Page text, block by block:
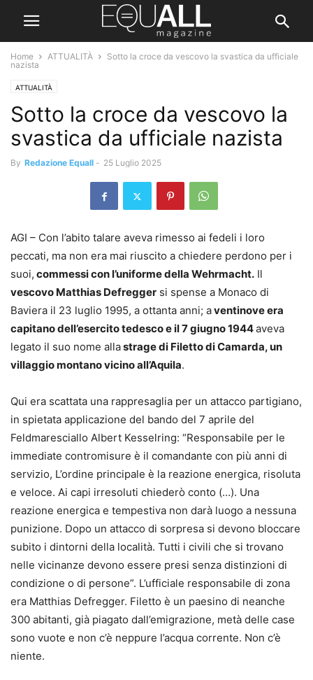
Home ATTUALITÀ
Sotto la croce da vescovo la svastica da ufficiale
nazista
ATTUALITÀ
Sotto la croce da vescovo la
svastica da ufficiale nazista
By Redazione Equall - 25 Luglio 2025
AGI – Con l’abito talare aveva rimesso ai fedeli i loro
peccati, ma non era mai riuscito a chiedere perdono per i
suoi, commessi con l’uniforme della Wehrmacht. Il
vescovo Matthias Defregger si spense a Monaco di
Baviera il 23 luglio 1995, a ottanta anni; aventinove era
capitano dell’esercito tedesco e il 7 giugno 1944aveva
legato il suo nome allastrage di Filetto di Camarda, un
villaggio montano vicino all’Aquila.
Qui era scattata una rappresaglia per un attacco partigiano,
in spietata applicazione del bando del 7 aprile del
Feldmaresciallo Albert Kesselring: “Responsabile per le
immediate contromisure è il comandante con più anni di
servizio, L’ordine principale è la reazione energica, risoluta
e veloce. Ai capi irresoluti chiederò conto (…). Una
reazione energica e tempestiva non darà luogo a nessuna
punizione. Dopo un attacco di sorpresa si devono bloccare
subito i dintorni della località. Tutti i civili che si trovano
nelle vicinanze devono essere presi senza distinzioni di
condizione o di persone”. L’ufficiale responsabile di zona
era Matthias Defregger. Filetto è un paesino di neanche
300 abitanti, già piagato dall’emigrazione, metà delle case
sono vuote e non c’è neppure l’acqua corrente. Non c’è
niente.